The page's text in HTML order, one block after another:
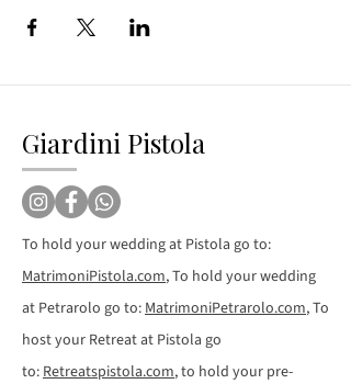
Giardini Pistola
To hold your wedding at Pistola go to:
MatrimoniPistola.com, To hold your wedding
at Petrarolo go to:MatrimoniPetrarolo.com, To
host your Retreat at Pistola go
to:Retreatspistola.com, to hold your pre-